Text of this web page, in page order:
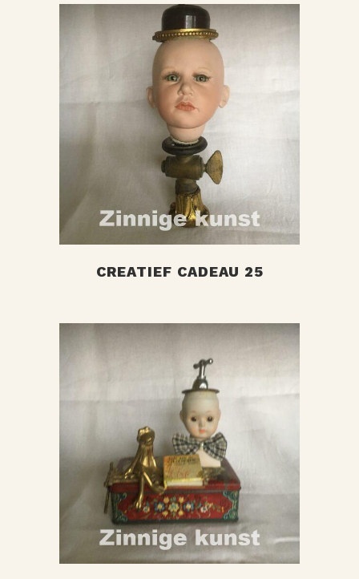
+
CREATIEF CADEAU 25
+